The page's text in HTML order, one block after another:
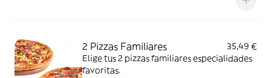
2 Pizzas Familiares
35,49 €
Elige tus 2 pizzas familiares especialidades
favoritas.